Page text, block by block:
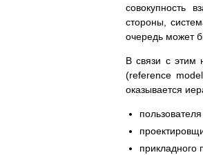
совокупность
стороны,
очередь может
В связи с этим
(reference
оказывается
прикладного